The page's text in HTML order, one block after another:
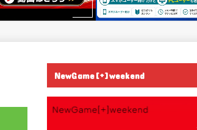
NewGame[+]weekend